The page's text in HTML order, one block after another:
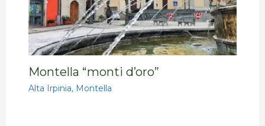
Montella “monti d’oro”
Alta Irpinia, Montella